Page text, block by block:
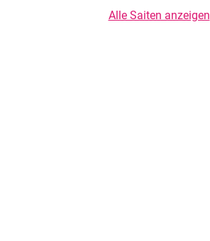
Alle Saiten anzeigen